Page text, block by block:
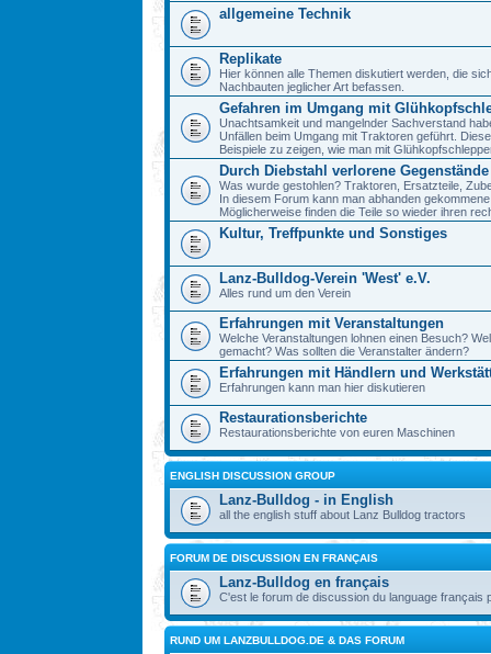
allgemeine Technik
Replikate
Hier können alle Themen diskutiert werden, die
Nachbauten jeglicher Art befassen.
Gefahren im Umgang mit
Unachtsamkeit und mangelnder Sachverstand
Unfällen beim Umgang mit Traktoren geführt.
Beispiele zu zeigen, wie man mit
Durch Diebstahl verlorene Gegenstände
Was wurde gestohlen? Traktoren, Ersatzteile,
In diesem Forum kann man abhanden
Möglicherweise finden die Teile so wieder ihren
Kultur, Treffpunkte und Sonstiges
Lanz-Bulldog-Verein 'West' e.V.
Alles rund um den Verein
Erfahrungen mit Veranstaltungen
Welche Veranstaltungen lohnen einen Besuch?
gemacht? Was sollten die Veranstalter ändern?
Erfahrungen mit Händlern und
Erfahrungen kann man hier diskutieren
Restaurationsberichte
Restaurationsberichte von euren Maschinen
ENGLISH DISCUSSION GROUP
Lanz-Bulldog - in English
all the english stuff about Lanz Bulldog tractors
FORUM DE DISCUSSION EN FRANÇAIS
Lanz-Bulldog en français
C'est le forum de discussion du language français
RUND UM LANZBULLDOG.DE & DAS FORUM